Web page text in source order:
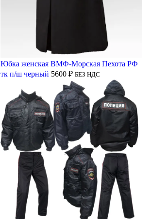
Юбка женская ВМФ-Морская Пехота РФ
тк п/ш черный 5600 ₽ БЕЗ НДС